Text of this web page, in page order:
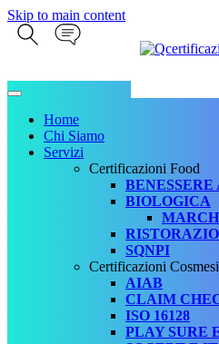
Skip to main content
Home
Chi Siamo
Servizi
Certificazioni Food
BIOLOGICA
SQNPI
Certificazioni
AIAB
CLAIM
ISO 16128
PLAY SURE